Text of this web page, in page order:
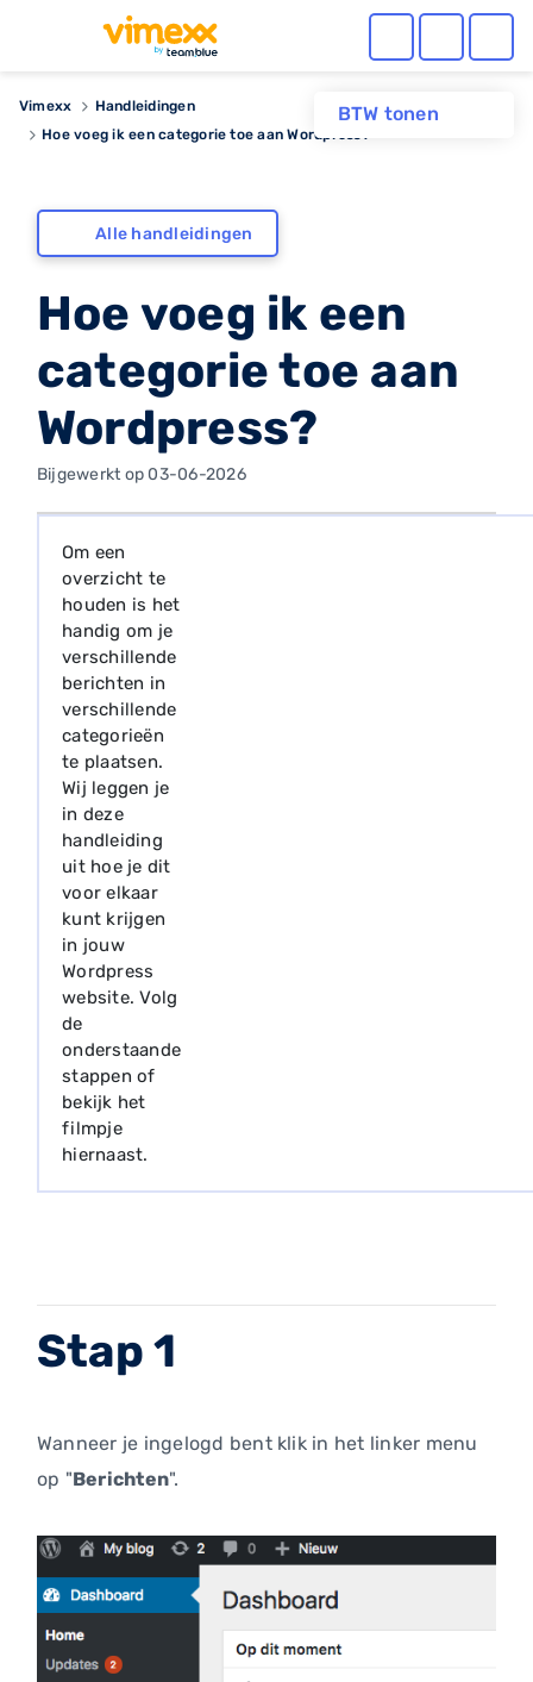
BTW tonen
Vimexx
Handleidingen
Hoe voeg ik een categorie toe aan Wordpress?
Alle handleidingen
Hoe voeg ik een
categorie toe aan
Wordpress?
Bijgewerkt op 03-06-2026
Om een
overzicht te
houden is het
handig om je
verschillende
berichten in
verschillende
categorieën
te plaatsen.
Wij leggen je
in deze
handleiding
uit hoe je dit
voor elkaar
kunt krijgen
in jouw
Wordpress
website. Volg
de
onderstaande
stappen of
bekijk het
filmpje
hiernaast.
Stap 1
Wanneer je ingelogd bent klik in het linker menu
op "Berichten".